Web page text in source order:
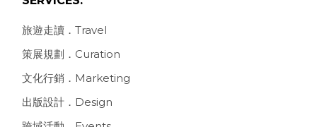
旅遊走讀．Travel
策展規劃．Curation
文化行銷．Marketing
出版設計．Design